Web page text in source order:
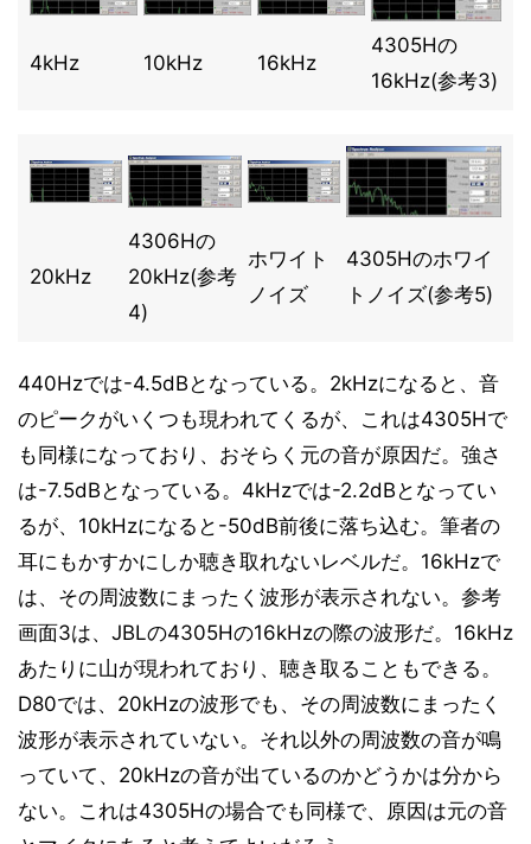
4kHz 10kHz 16kHz
4305Hの
16kHz(参考3)
20kHz
4306Hの
20kHz(参考
4)
ホワイト
ノイズ
4305Hのホワイ
トノイズ(参考5)
440Hzでは-4.5dBとなっている。2kHzになると、音
のピークがいくつも現われてくるが、これは4305Hで
も同様になっており、おそらく元の音が原因だ。強さ
は-7.5dBとなっている。4kHzでは-2.2dBとなってい
るが、10kHzになると-50dB前後に落ち込む。筆者の
耳にもかすかにしか聴き取れないレベルだ。16kHzで
は、その周波数にまったく波形が表示されない。参考
画面3は、JBLの4305Hの16kHzの際の波形だ。16kHz
あたりに山が現われており、聴き取ることもできる。
D80では、20kHzの波形でも、その周波数にまったく
波形が表示されていない。それ以外の周波数の音が鳴
っていて、20kHzの音が出ているのかどうかは分から
ない。これは4305Hの場合でも同様で、原因は元の音